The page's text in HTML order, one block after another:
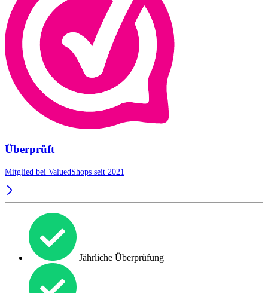
Überprüft
Mitglied bei ValuedShops seit 2021
Jährliche Überprüfung